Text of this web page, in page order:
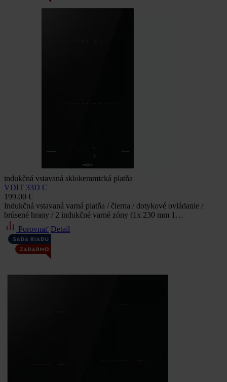
indukčná vstavaná sklokeramická platňa
VDIT 33D C
199.00 €
Indukčná vstavaná varná platňa / čierna / dotykové ovládanie /
brúsené hrany / 2 indukčné varné zóny (1x 230 mm 1…
Porovnať Detail